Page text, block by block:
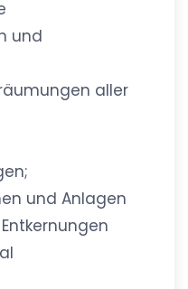
und
aller
und Anlagen